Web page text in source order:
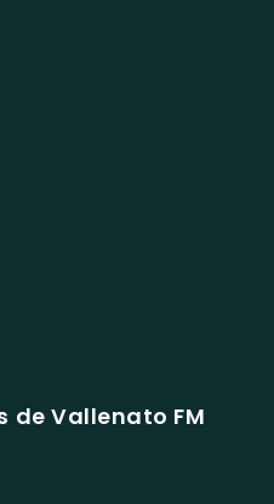
Vallenato FM